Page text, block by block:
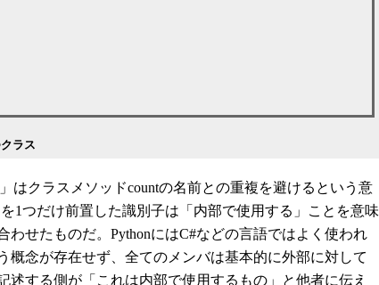
ラス
はクラスメソッドcountの名前との重複を避けるという意
1つだけ前置した識別子は「内部で使用する」ことを意味
わせたものだ。PythonにはC#などの言語ではよく使われ
概念が存在せず、全てのメンバは基本的に外部に対して
述する側が「これは内部で使用するもの」と他者に伝え